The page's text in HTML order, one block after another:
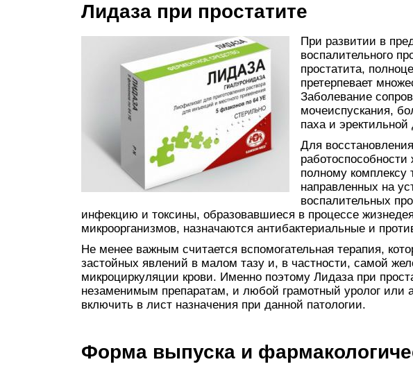
Лидаза при простатите
При развитии в
воспалительного
простатита,
претерпевает
Заболевание
мочеиспускания,
паха и
Для
полному комплексу
направленных на
воспалительных
инфекцию и токсины, образовавшиеся в процессе
микроорганизмов, назначаются антибактериальные и
Не менее важным считается вспомогательная терапия,
застойных явлений в малом тазу и, в частности, самой
микроциркуляции крови. Именно поэтому Лидаза при
незаменимым препаратам, и любой грамотный уролог или
включить в лист назначения при данной патологии.
Форма выпуска и